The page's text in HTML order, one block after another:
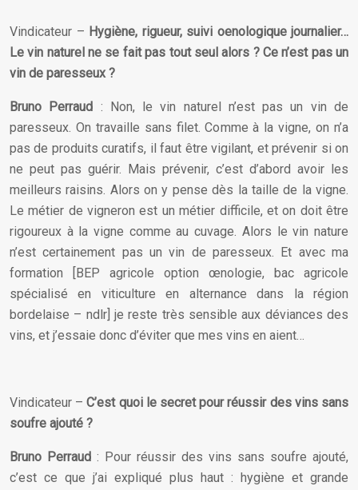
Vindicateur – Hygiène, rigueur, suivi oenologique journalier…
Le vin naturel ne se fait pas tout seul alors ? Ce n’est pas un
vin de paresseux ?
Bruno Perraud : Non, le vin naturel n’est pas un vin de
paresseux. On travaille sans filet. Comme à la vigne, on n’a
pas de produits curatifs, il faut être vigilant, et prévenir si on
ne peut pas guérir. Mais prévenir, c’est d’abord avoir les
meilleurs raisins. Alors on y pense dès la taille de la vigne.
Le métier de vigneron est un métier difficile, et on doit être
rigoureux à la vigne comme au cuvage. Alors le vin nature
n’est certainement pas un vin de paresseux. Et avec ma
formation [BEP agricole option œnologie, bac agricole
spécialisé en viticulture en alternance dans la région
bordelaise – ndlr] je reste très sensible aux déviances des
vins, et j’essaie donc d’éviter que mes vins en aient…
Vindicateur –C’est quoi le secret pour réussir des vins sans
soufre ajouté ?
Bruno Perraud : Pour réussir des vins sans soufre ajouté,
c’est ce que j’ai expliqué plus haut : hygiène et grande